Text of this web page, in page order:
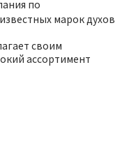
по
марок духов
своим
ассортимент